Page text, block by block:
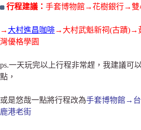
行程建議： 手套博物館→花樹銀行→雙
→ 大村進昌咖啡→大村武魁新祠(古蹟)→
灣優格學園
ps.一天玩完以上行程非常趕，我建議可
點，
或是悠哉一點將行程改為手套博物館→
鹿港老街